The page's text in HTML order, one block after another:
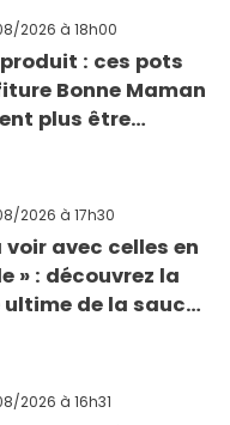
2026 à 18h00
: ces pots
Bonne Maman
plus être
de verre
2026 à 17h30
voir avec celles en
» : découvrez la
de la sauce
2026 à 16h31